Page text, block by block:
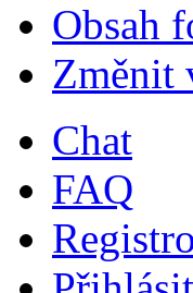
Obsah
Změnit
Chat
FAQ